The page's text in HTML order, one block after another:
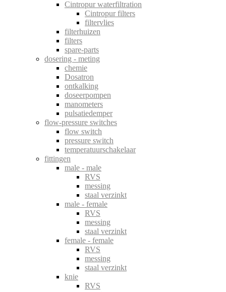
Cintropur waterfiltration
Cintropur filters
filtervlies
filterhuizen
filters
spare-parts
dosering - meting
chemie
Dosatron
ontkalking
doseerpompen
manometers
pulsatiedemper
flow-pressure switches
flow switch
pressure switch
temperatuurschakelaar
fittingen
male - male
RVS
messing
staal verzinkt
male - female
RVS
messing
staal verzinkt
female - female
RVS
messing
staal verzinkt
knie
RVS